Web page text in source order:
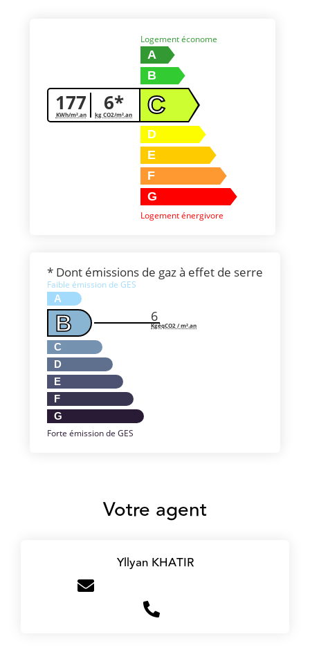
177
KWh/m².an 6*
kg CO2/m².an
Logement économe
A
B
C
D
E
F
G
Logement énergivore
* Dont émissions de gaz à effet de serre
Faible émission de GES
A
B
C
D
E
F
G
Forte émission de GES
6
KgéqCO2 / m².an
Votre agent
Yllyan KHATIR